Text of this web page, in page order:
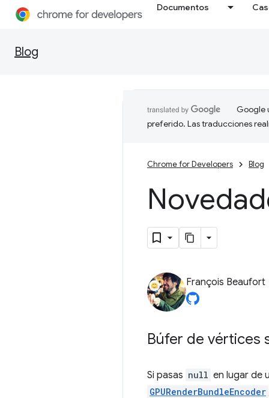
Documentos
Blog
Google
preferido. Las traducciones
Chrome for Developers Blog
François Beaufort
Búfer de vértices
Si pasas null en lugar de
GPURenderBundleEncoder